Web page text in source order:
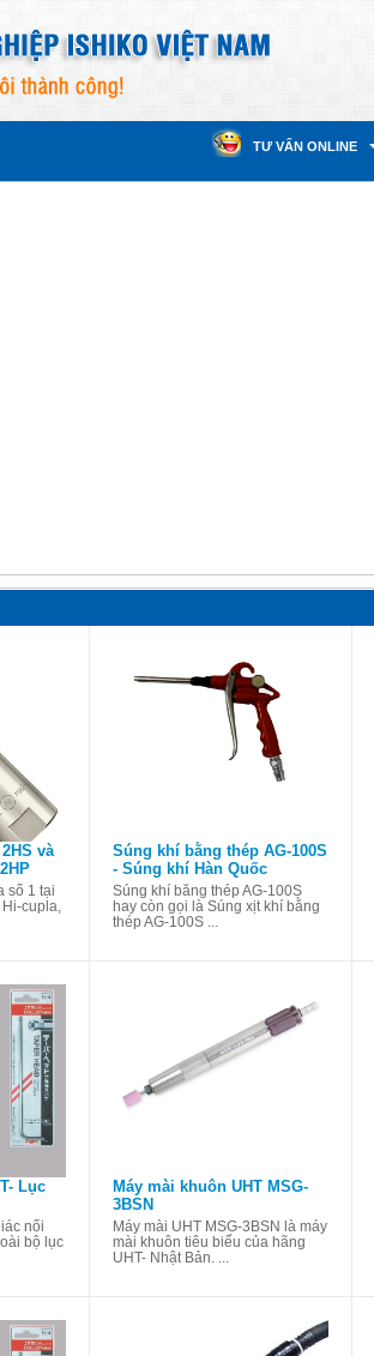
TƯ VẤN ONLINE
và
số 1 tại
cupla,
Súng khí bằng thép AG-100S
- Súng khí Hàn Quốc
Súng khí bằng thép AG-100S
hay còn gọi là Súng xịt khí bằng
thép AG-100S ...
Lục
nổi
bộ lục
Máy mài khuôn UHT MSG-
3BSN
Máy mài UHT MSG-3BSN là máy
mài khuôn tiêu biểu của hãng
UHT- Nhật Bản. ...